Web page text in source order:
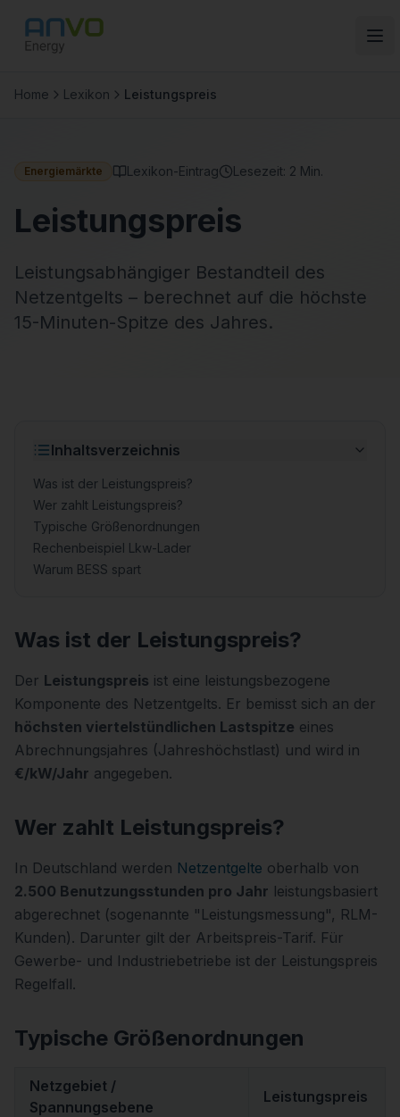
Home Lexikon Leistungspreis
Energiemärkte Lexikon-Eintrag Lesezeit: 2 Min.
Leistungspreis
Leistungsabhängiger Bestandteil des
Netzentgelts – berechnet auf die höchste
15-Minuten-Spitze des Jahres.
Inhaltsverzeichnis
Was ist der Leistungspreis?
Wer zahlt Leistungspreis?
Typische Größenordnungen
Rechenbeispiel Lkw-Lader
Warum BESS spart
Was ist der Leistungspreis?
Der Leistungspreis ist eine leistungsbezogene
Komponente des Netzentgelts. Er bemisst sich an der
höchsten viertelstündlichen Lastspitze eines
Abrechnungsjahres (Jahreshöchstlast) und wird in
€/kW/Jahr angegeben.
Wer zahlt Leistungspreis?
In Deutschland werden Netzentgelte oberhalb von
2.500 Benutzungsstunden pro Jahr leistungsbasiert
abgerechnet (sogenannte "Leistungsmessung", RLM-
Kunden). Darunter gilt der Arbeitspreis-Tarif. Für
Gewerbe- und Industriebetriebe ist der Leistungspreis
Regelfall.
Typische Größenordnungen
Netzgebiet /
Spannungsebene
Leistungspreis